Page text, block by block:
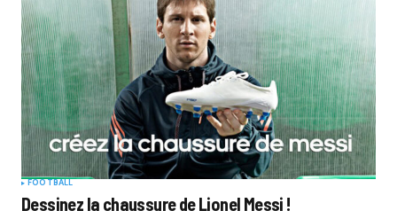
Your E-mail
Submit Comment
FOOTBALL
Dessinez la chaussure de Lionel Messi !